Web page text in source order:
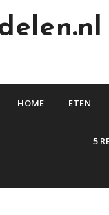
HOME ETEN
5